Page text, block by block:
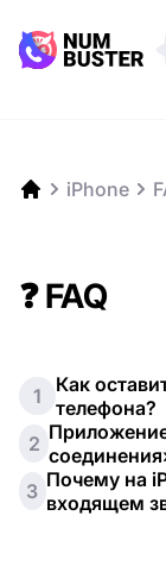
iPhone
❓ FAQ
1
Как
телефона?
2
3 Почему на
входящем